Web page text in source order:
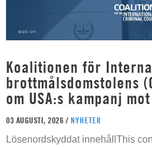
Koalitionen för
brottmålsdomstolens
om USA:s kampanj mot
03 AUGUSTI, 2026 / NYHETER
Lösenordskyddat innehållThis